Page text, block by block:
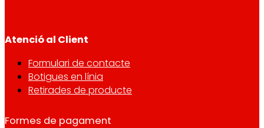
Atenció al Client
Formulari de contacte
Botigues en línia
Retirades de producte
Formes de pagament